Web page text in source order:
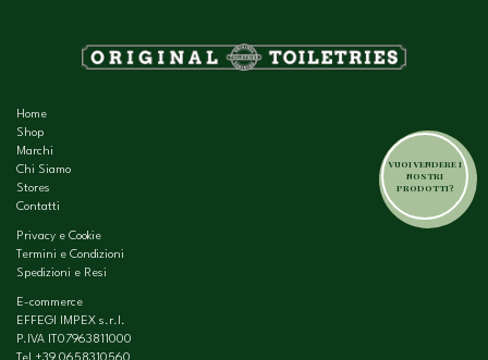
VUOI VENDERE I
NOSTRI
PRODOTTI?
Home
Shop
Marchi
Chi Siamo
Stores
Contatti
Privacy e Cookie
Termini e Condizioni
Spedizioni e Resi
E-commerce
EFFEGI IMPEX s.r.l.
P.IVA IT07963811000